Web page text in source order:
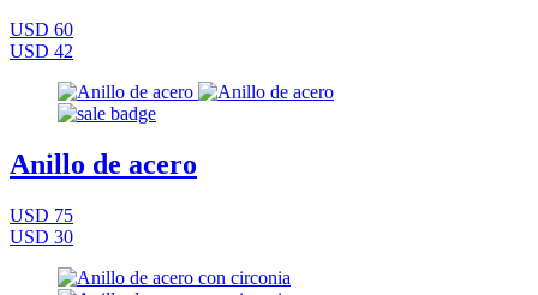
USD 60
USD 42
Anillo de acero
USD 75
USD 30